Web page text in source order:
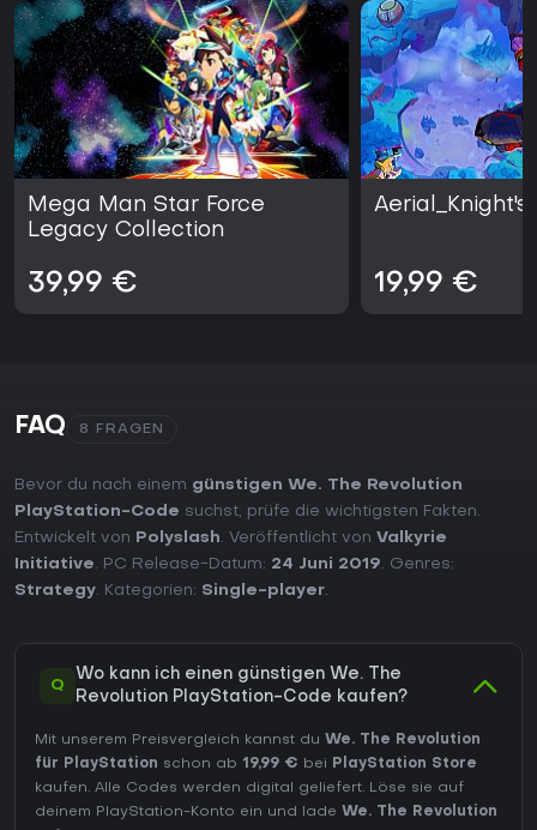
Mega Man Star Force
Legacy Collection
39,99 €
Aerial_Knight's
19,99 €
FAQ 8 FRAGEN
Bevor du nach einem günstigen We. The Revolution
PlayStation-Code suchst, prüfe die wichtigsten Fakten.
Entwickelt von
Polyslash. Veröffentlicht von Valkyrie
Initiative. PC Release-Datum: 24 Juni 2019. Genres:
Strategy. Kategorien: Single-player.
Q
Wo kann ich einen günstigen We. The
Revolution PlayStation-Code kaufen?
Mit unserem Preisvergleich kannst du We. The Revolution
für PlayStation schon ab 19,99 € bei PlayStation Store
kaufen. Alle Codes werden digital geliefert. Löse sie auf
deinem PlayStation-Konto ein und lade We. The Revolution